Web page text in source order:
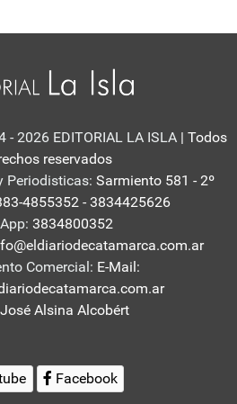
- 2026 EDITORIAL LA ISLA | Todos
reservados
Periodisticas: Sarmiento 581 - 2º
4855352 - 3834425626
3834800352
Comercial: E-Mail:
José Alsina Alcobért
Facebook